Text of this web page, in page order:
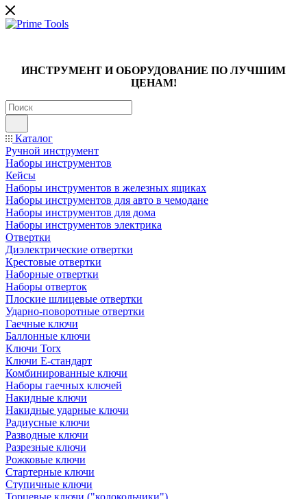
ИНСТРУМЕНТ И ОБОРУДОВАНИЕ ПО ЛУЧШИМ
ЦЕНАМ!
Каталог
Ручной инструмент
Наборы инструментов
Кейсы
Наборы инструментов в железных ящиках
Наборы инструментов для авто в чемодане
Наборы инструментов для дома
Наборы инструментов электрика
Отвертки
Диэлектрические отвертки
Крестовые отвертки
Наборные отвертки
Наборы отверток
Плоские шлицевые отвертки
Ударно-поворотные отвертки
Гаечные ключи
Баллонные ключи
Ключи Torx
Ключи Е-стандарт
Комбинированные ключи
Наборы гаечных ключей
Накидные ключи
Накидные ударные ключи
Радиусные ключи
Разводные ключи
Разрезные ключи
Рожковые ключи
Стартерные ключи
Ступичные ключи
Торцевые ключи ("колокольчики")